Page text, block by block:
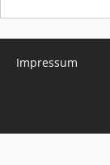
Impressum